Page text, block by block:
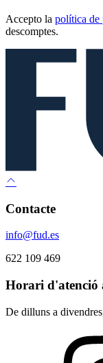
Accepto la política de
descomptes.
Contacte
info@fud.es
622 109 469
Horari d'atenció
De dilluns a